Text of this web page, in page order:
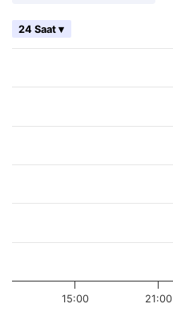
24 Saat ▾
15:00 21:00